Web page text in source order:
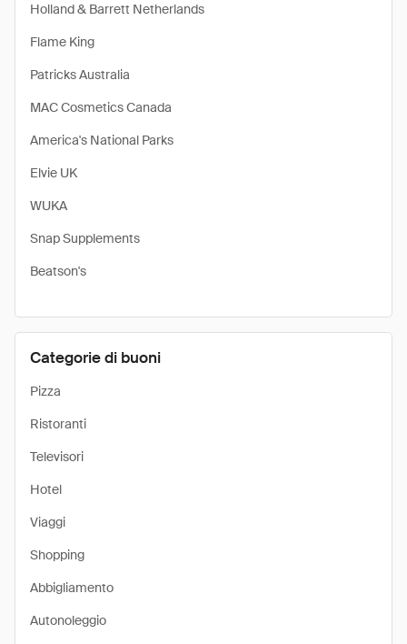
Holland & Barrett Netherlands
Flame King
Patricks Australia
MAC Cosmetics Canada
America's National Parks
Elvie UK
WUKA
Snap Supplements
Beatson's
Categorie di buoni
Pizza
Ristoranti
Televisori
Hotel
Viaggi
Shopping
Abbigliamento
Autonoleggio